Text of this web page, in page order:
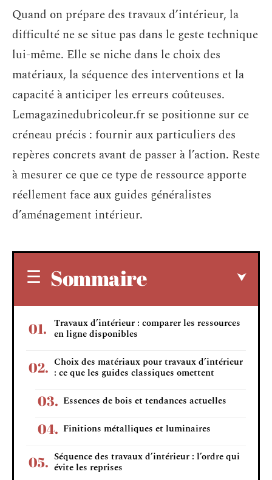
Quand on prépare des travaux d’intérieur, la
difficulté ne se situe pas dans le geste technique
lui-même. Elle se niche dans le choix des
matériaux, la séquence des interventions et la
capacité à anticiper les erreurs coûteuses.
Lemagazinedubricoleur.fr se positionne sur ce
créneau précis : fournir aux particuliers des
repères concrets avant de passer à l’action. Reste
à mesurer ce que ce type de ressource apporte
réellement face aux guides généralistes
d’aménagement intérieur.
Sommaire
Travaux d’intérieur : comparer les ressources
en ligne disponibles
Choix des matériaux pour travaux d’intérieur
: ce que les guides classiques omettent
Essences de bois et tendances actuelles
Finitions métalliques et luminaires
Séquence des travaux d’intérieur : l’ordre qui
évite les reprises